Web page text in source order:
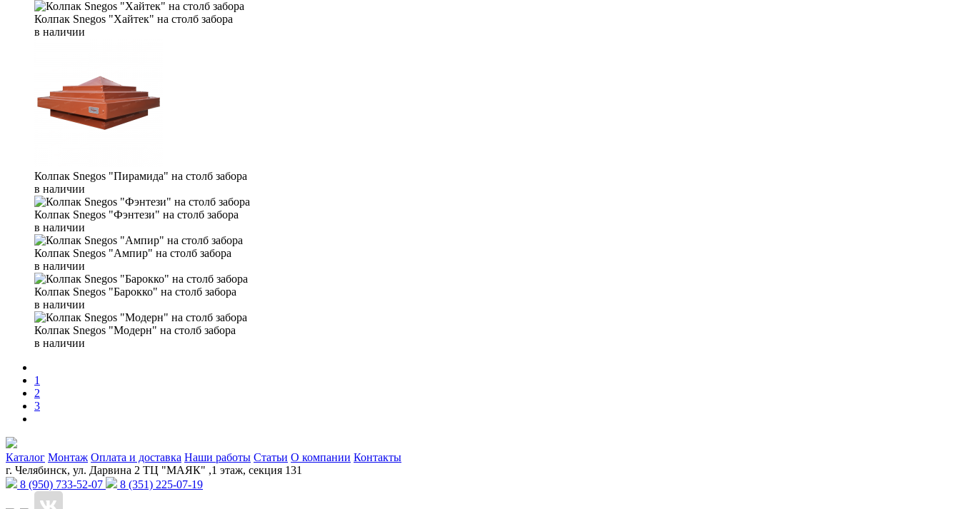
Колпак Snegos "Хайтек" на столб забора
в наличии
Колпак Snegos "Пирамида" на столб забора
в наличии
Колпак Snegos "Фэнтези" на столб забора
в наличии
Колпак Snegos "Ампир" на столб забора
в наличии
Колпак Snegos "Барокко" на столб забора
в наличии
Колпак Snegos "Модерн" на столб забора
в наличии
1
2
3
Каталог Монтаж Оплата и доставка Наши работы Статьи О компании Контакты
г. Челябинск, ул. Дарвина 2 ТЦ "МАЯК" ,1 этаж, секция 131
8 (950) 733-52-07
8 (351) 225-07-19